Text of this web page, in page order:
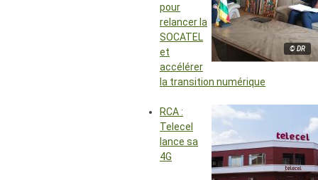
© DR
pour
relancer la
SOCATEL
et
accélérer
la transition numérique
RCA :
Telecel
lance sa
4G